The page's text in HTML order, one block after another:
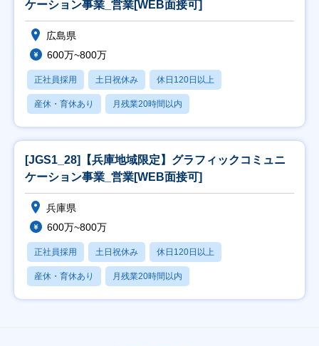
ケーション事業_営業[WEB面接可]
広島県
600万~800万
正社員採用 土日祝休み 休日120日以上
産休・育休あり 月残業20時間以内
[JGS1_28]【兵庫地域限定】グラフィックコミュニ
ケーション事業_営業[WEB面接可]
兵庫県
600万~800万
正社員採用 土日祝休み 休日120日以上
産休・育休あり 月残業20時間以内